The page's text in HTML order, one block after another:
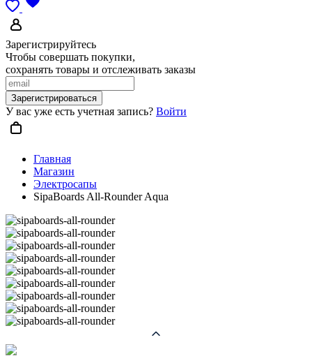
Зарегистрируйтесь
Чтобы совершать покупки,
сохранять товары и отслеживать заказы
Зарегистрироваться
У вас уже есть учетная запись? Войти
Главная
Магазин
Электросапы
SipaBoards All-Rounder Aqua